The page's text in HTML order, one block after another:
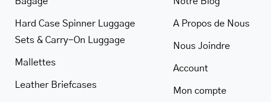
Hard Case Spinner Luggage
Sets & Carry-On Luggage
Mallettes
Leather Briefcases
A Propos de Nous
Nous Joindre
Account
Mon compte